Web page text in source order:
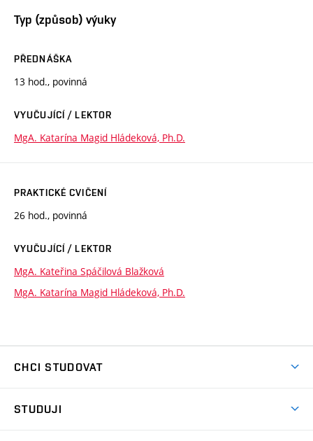
Typ (způsob) výuky
PŘEDNÁŠKA
13 hod., povinná
VYUČUJÍCÍ / LEKTOR
MgA. Katarína Magid Hládeková, Ph.D.
PRAKTICKÉ CVIČENÍ
26 hod., povinná
VYUČUJÍCÍ / LEKTOR
MgA. Kateřina Spáčilová Blažková
MgA. Katarína Magid Hládeková, Ph.D.
CHCI STUDOVAT
STUDUJI